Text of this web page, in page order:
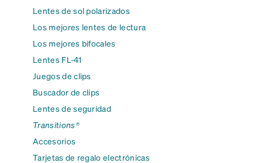
Lentes de sol polarizados
Los mejores lentes de lectura
Los mejores bifocales
Lentes FL-41
Juegos de clips
Buscador de clips
Lentes de seguridad
Transitions®
Accesorios
Tarjetas de regalo electrónicas